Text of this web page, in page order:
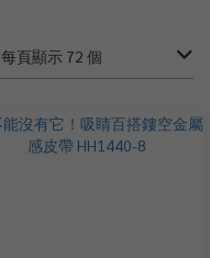
每頁顯示 72 個